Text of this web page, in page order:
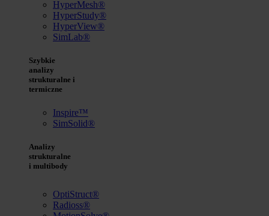
HyperMesh®
HyperStudy®
HyperView®
SimLab®
Szybkie
analizy
strukturalne i
termiczne
Inspire™
SimSolid®
Analizy
strukturalne
i multibody
OptiStruct®
Radioss®